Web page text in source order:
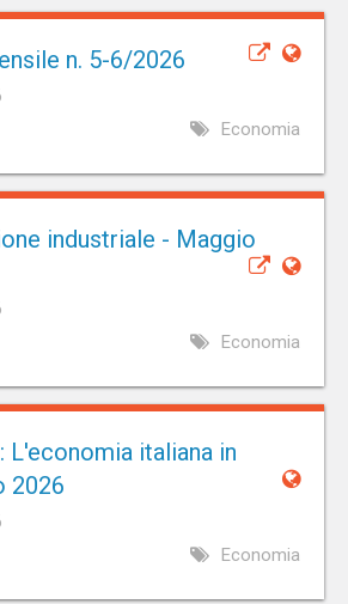
n. 5-6/2026
Economia
industriale - Maggio
Economia
L'economia italiana in
2026
Economia